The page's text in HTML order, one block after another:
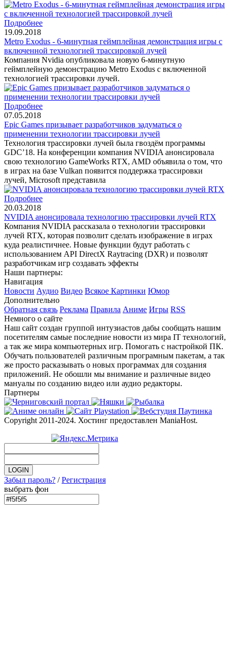
Подробнее
19.09.2018
Metro Exodus - 6-минутная геймплейная демонстрация игры с
включенной технологией трассировкой лучей
Компания Nvidia опубликовала новую 6-минутную
геймплейную демонстрацию Metro Exodus с включенной
технологией трассировки лучей.
Подробнее
07.05.2018
Epic Games призывает разработчиков задуматься о
применении технологии трассировки лучей
Технология трассировки лучей была гвоздём программы
GDC’18. На конференции компания NVIDIA анонсировала
свою технологию GameWorks RTX, AMD объявила о том, что
в играх на базе Vulkan появится поддержка трассировки
лучей, Microsoft представила
Подробнее
20.03.2018
NVIDIA анонсировала технологию трассировки лучей RTX
Компания NVIDIA рассказала о технологии трассировки
лучей RTX, которая позволит сделать изображение в играх
куда реалистичнее. Новые функции будут работать с
использованием API DirectX Raytracing (DXR) и позволят
разработчикам игр создавать эффекты
Наши партнеры:
Навигация
Новости Аудио Видео Всякое Картинки Юмор
Дополнительно
Обратная связь Реклама Правила Аниме Игры RSS
Немного о сайте
Наш сайт создан группой интузиастов дабы сообщать нашим
посетителям самые последние новости из мира IT технологий,
а так же мира компьютерных игр. Помогать с настройкой ПК.
Обучать пользователей различным програмным пакетам, а так
же просто расказывать о новых программах для создания
приложений. Не обошли мы внимание и различные видео
мануалы по созданию видео или аудио редакторы.
Партнеры
Copyright 2011-2024. Хостинг предоставлен ManiaHost.
Забыл пароль? /Регистрация
выбрать фон